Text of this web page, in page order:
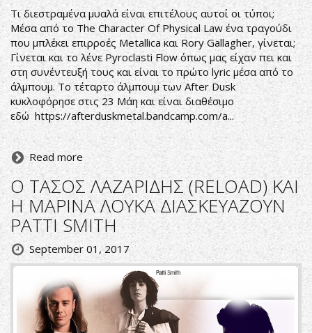
Τι διεστραμένα μυαλά είναι επιτέλους αυτοί οι τύποι;
Μέσα από το The Character Of Physical Law ένα τραγούδι
που μπλέκει επιρροές Metallica και Rory Gallagher, γίνεται;
Γίνεται και το λένε Pyroclasti Flow όπως μας είχαν πει και
στη συνέντευξή τους και είναι το πρώτο lyric μέσα από το
άλμπουμ. Το τέταρτο άλμπουμ των After Dusk
κυκλοφόρησε στις 23 Μάη και είναι διαθέσιμο
εδώ https://afterduskmetal.bandcamp.com/a...
Read more
Ο ΤΑΣΟΣ ΛΑΖΑΡΙΔΗΣ (RELOAD) ΚΑΙ
Η ΜΑΡΙΝΑ ΛΟΥΚΑ ΔΙΑΣΚΕΥΑΖΟΥΝ
PATTI SMITH
September 01, 2017